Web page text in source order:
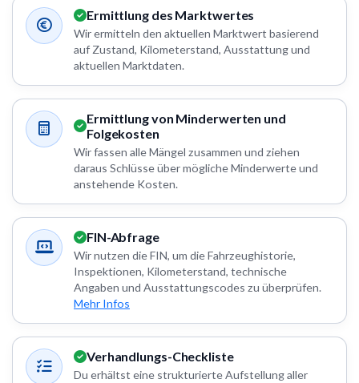
Ermittlung des Marktwertes
Wir ermitteln den aktuellen Marktwert basierend
auf Zustand, Kilometerstand, Ausstattung und
aktuellen Marktdaten.
Ermittlung von Minderwerten und
Folgekosten
Wir fassen alle Mängel zusammen und ziehen
daraus Schlüsse über mögliche Minderwerte und
anstehende Kosten.
FIN-Abfrage
Wir nutzen die FIN, um die Fahrzeughistorie,
Inspektionen, Kilometerstand, technische
Angaben und Ausstattungscodes zu überprüfen.
Mehr Infos
Verhandlungs-Checkliste
Du erhältst eine strukturierte Aufstellung aller